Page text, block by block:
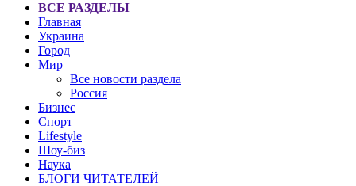
ВСЕ РАЗДЕЛЫ
Главная
Украина
Город
Мир
Все новости раздела
Россия
Бизнес
Спорт
Lifestyle
Шоу-биз
Наука
БЛОГИ ЧИТАТЕЛЕЙ